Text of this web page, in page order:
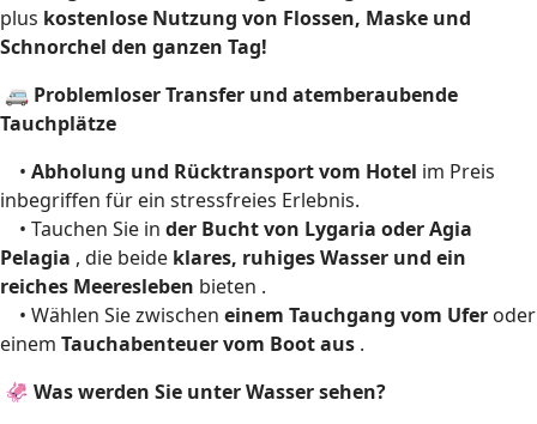
plus kostenlose Nutzung von Flossen, Maske und
Schnorchel den ganzen Tag!
🚐 Problemloser Transfer und atemberaubende
Tauchplätze
• Abholung und Rücktransport vom Hotel im Preis
inbegriffen für ein stressfreies Erlebnis.
• Tauchen Sie in der Bucht von Lygaria oder Agia
Pelagia , die beide klares, ruhiges Wasser und ein
reiches Meeresleben bieten .
• Wählen Sie zwischen einem Tauchgang vom Ufer oder
einem Tauchabenteuer vom Boot aus .
🦑 Was werden Sie unter Wasser sehen?